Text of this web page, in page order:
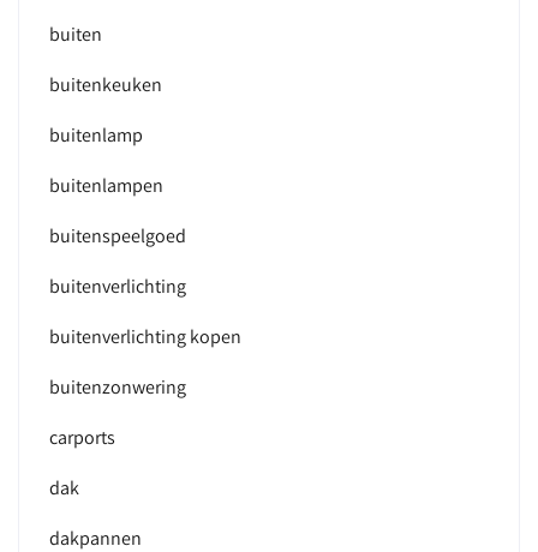
buiten
buitenkeuken
buitenlamp
buitenlampen
buitenspeelgoed
buitenverlichting
buitenverlichting kopen
buitenzonwering
carports
dak
dakpannen